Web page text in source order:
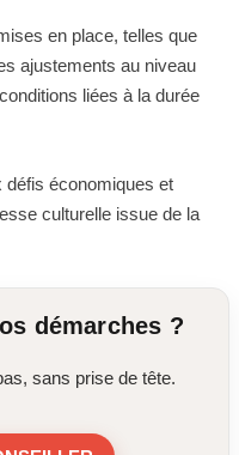
en place, telles que
ajustements au niveau
liées à la durée
défis économiques et
culturelle issue de la
démarches ?
sans prise de tête.